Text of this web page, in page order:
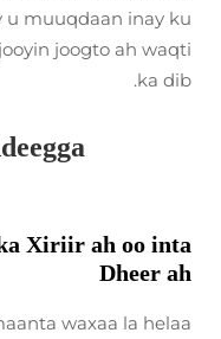
u muuqdaan inay ku
joogto ah waqti
ka dib.
Xiriir ah oo inta
Dheer ah
waxaa la helaa